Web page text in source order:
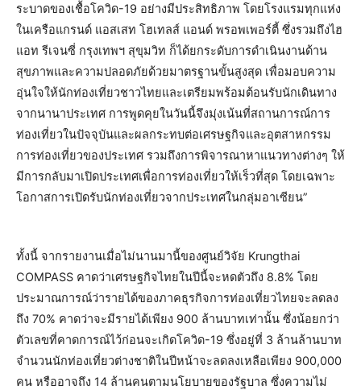
ระบาดของเชื้อโควิด-19 อย่างมีประสิทธิภาพ โดยโรงแรมทุกแห่ง
ในเครือแกรนด์ แอสเสท โฮเทลส์ แอนด์ พรอพเพอร์ตี้ ซึ่งรวมถึงไฮ
แอท รีเจนซี่ กรุงเทพฯ สุขุมวิท ก็ได้ยกระดับการดำเนินงานด้าน
สุขภาพและความปลอดภัยด้วยมาตรฐานขั้นสูงสุด เพื่อมอบความ
อุ่นใจให้นักท่องเที่ยวชาวไทยและเตรียมพร้อมต้อนรับนักเดินทาง
จากนานาประเทศ การพูดคุยในวันนี้จึงมุ่งเน้นที่สถานการณ์การ
ท่องเที่ยวในปัจจุบันและผลกระทบต่อเศรษฐกิจและอุตสาหกรรม
การท่องเที่ยวของประเทศ รวมถึงการพิจารณาหาแนวทางต่างๆ ให้
มีการกลับมาเปิดประเทศเพื่อการท่องเที่ยวให้เร็วที่สุด โดยเฉพาะ
โอกาสการเปิดรับนักท่องเที่ยวจากประเทศในกลุ่มอาเซียน”
ทั้งนี้ จากรายงานเมื่อไม่นานมานี้ของศูนย์วิจัย Krungthai
COMPASS คาดว่าเศรษฐกิจไทยในปีนี้จะหดตัวถึง 8.8% โดย
ประมาณการณ์ว่ารายได้ของภาคธุรกิจการท่องเที่ยวไทยจะลดลง
ถึง 70% คาดว่าจะมีรายได้เพียง 900 ล้านบาทเท่านั้น ซึ่งน้อยกว่า
ตัวเลขที่คาดการณ์ไว้ก่อนจะเกิดโควิด-19 ซึ่งอยู่ที่ 3 ล้านล้านบาท
จำนวนนักท่องเที่ยวต่างชาติในปีหน้าจะลดลงเหลือเพียง 900,000
คน หรืออาจถึง 14 ล้านคนตามนโยบายของรัฐบาล ซึ่งความไม่